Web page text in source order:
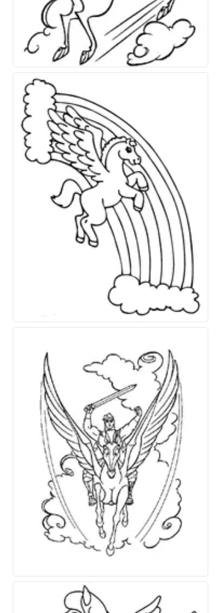
Скачайте наше приложение «Несказки»!
Увлекательные сказки и полезные привычки для
вашего ребёнка в одном приложении!